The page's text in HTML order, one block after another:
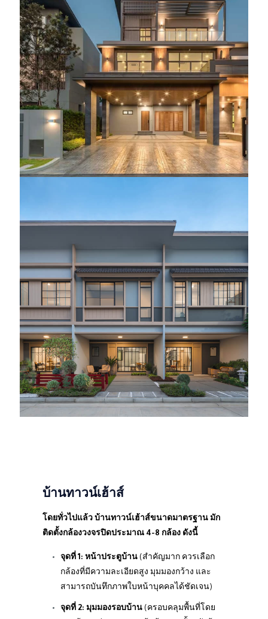
บ้านทาวน์เฮ้าส์
โดยทั่วไปแล้ว บ้านทาวน์เฮ้าส์ขนาดมาตรฐาน มัก
ติดตั้งกล้องวงจรปิดประมาณ 4-8 กล้อง ดังนี้
จุดที่ 1: หน้าประตูบ้าน (สำคัญมาก ควรเลือก
กล้องที่มีความละเอียดสูง มุมมองกว้าง และ
สามารถบันทึกภาพใบหน้าบุคคลได้ชัดเจน)
จุดที่ 2: มุมมองรอบบ้าน (ครอบคลุมพื้นที่โดย